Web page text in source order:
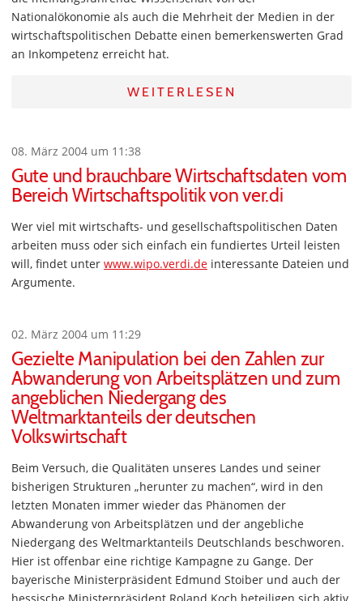
Nationalökonomie als auch die Mehrheit der Medien in der
wirtschaftspolitischen Debatte einen bemerkenswerten Grad
an Inkompetenz erreicht hat.
WEITERLESEN
08. März 2004 um 11:38
Gute und brauchbare Wirtschaftsdaten vom
Bereich Wirtschaftspolitik von ver.di
Wer viel mit wirtschafts- und gesellschaftspolitischen Daten
arbeiten muss oder sich einfach ein fundiertes Urteil leisten
will, findet unter www.wipo.verdi.de interessante Dateien und
Argumente.
02. März 2004 um 11:29
Gezielte Manipulation bei den Zahlen zur
Abwanderung von Arbeitsplätzen und zum
angeblichen Niedergang des
Weltmarktanteils der deutschen
Volkswirtschaft
Beim Versuch, die Qualitäten unseres Landes und seiner
bisherigen Strukturen „herunter zu machen“, wird in den
letzten Monaten immer wieder das Phänomen der
Abwanderung von Arbeitsplätzen und der angebliche
Niedergang des Weltmarktanteils Deutschlands beschworen.
Hier ist offenbar eine richtige Kampagne zu Gange. Der
bayerische Ministerpräsident Edmund Stoiber und auch der